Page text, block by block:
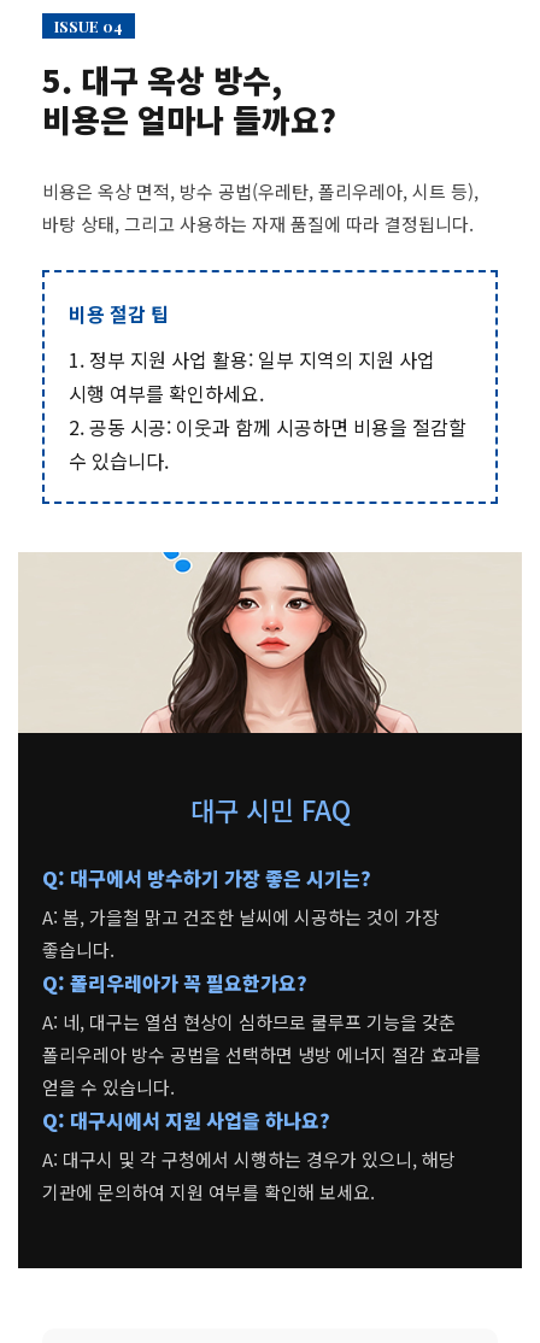
ISSUE 04
5. 대구 옥상 방수,
비용은 얼마나 들까요?
비용은 옥상 면적, 방수 공법(우레탄, 폴리우레아, 시트 등),
바탕 상태, 그리고 사용하는 자재 품질에 따라 결정됩니다.
비용 절감 팁
1. 정부 지원 사업 활용: 일부 지역의 지원 사업
시행 여부를 확인하세요.
2. 공동 시공: 이웃과 함께 시공하면 비용을 절감할
수 있습니다.
대구 시민 FAQ
Q: 대구에서 방수하기 가장 좋은 시기는?
A: 봄, 가을철 맑고 건조한 날씨에 시공하는 것이 가장
좋습니다.
Q: 폴리우레아가 꼭 필요한가요?
A: 네, 대구는 열섬 현상이 심하므로 쿨루프 기능을 갖춘
폴리우레아 방수 공법을 선택하면 냉방 에너지 절감 효과를
얻을 수 있습니다.
Q: 대구시에서 지원 사업을 하나요?
A: 대구시 및 각 구청에서 시행하는 경우가 있으니, 해당
기관에 문의하여 지원 여부를 확인해 보세요.